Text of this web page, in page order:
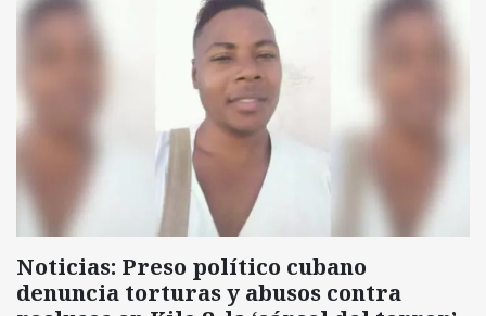
Noticias: Preso político cubano
denuncia torturas y abusos contra